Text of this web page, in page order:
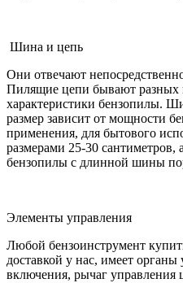
Шина и цепь
Они отвечают
Пилящие цепи бывают разных
характеристики бензопилы.
размер зависит от мощности
применения, для бытового
размерами 25-30
бензопилы с длинной шины
Элементы управления
Любой бензоинструмент
доставкой у нас, имеет
включения, рычаг управления